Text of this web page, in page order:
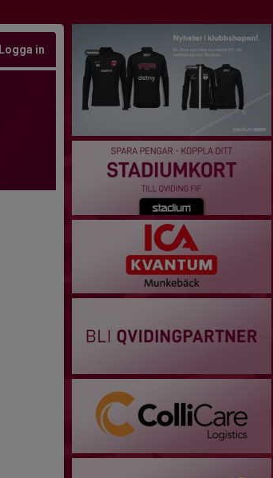
Logga in